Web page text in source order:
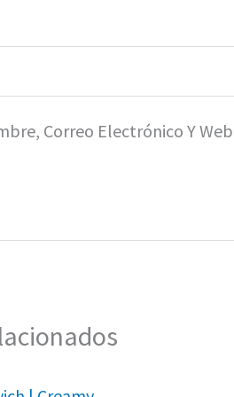
Correo Electrónico Y